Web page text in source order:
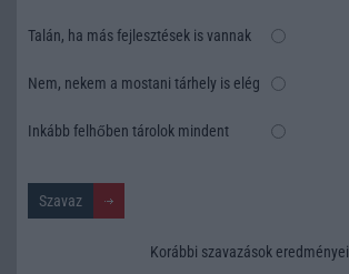
Talán, ha más fejlesztések is vannak
Nem, nekem a mostani tárhely is elég
Inkább felhőben tárolok mindent
Korábbi szavazások eredményei